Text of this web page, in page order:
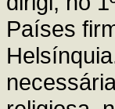
Países